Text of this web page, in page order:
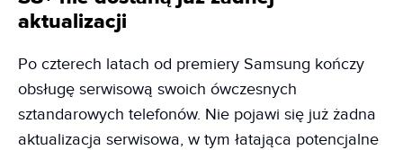
aktualizacji
Po czterech latach od premiery Samsung kończy
obsługę serwisową swoich ówczesnych
sztandarowych telefonów. Nie pojawi się już żadna
aktualizacja serwisowa, w tym łatająca potencjalne